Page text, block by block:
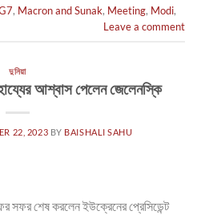
, Macron and Sunak, Meeting, Modi,
Leave a comment
দুনিয়া
আশ্বাস পেলেন জেলেনস্কি
22, 2023 BY BAISHALI SAHU
সফর শেষ করলেন ইউক্রেনের প্রেসিডেন্ট